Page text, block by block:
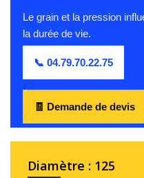
Le grain et la pression
la durée de vie.
📞 04.79.70.22.75
🧾 Demande de devis
Diamètre : 125